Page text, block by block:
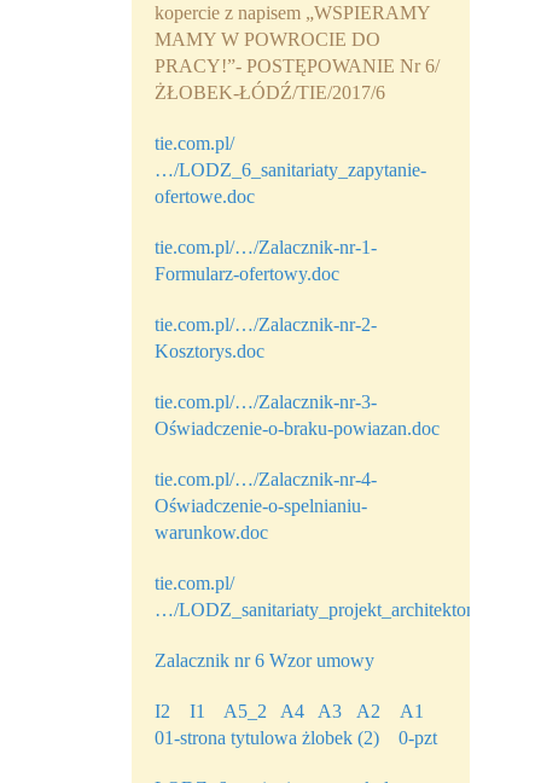
kopercie z napisem „WSPIERAMY
MAMY W POWROCIE DO
PRACY!”- POSTĘPOWANIE Nr 6/
ŻŁOBEK-ŁÓDŹ/TIE/2017/6
tie.com.pl/
…/LODZ_6_sanitariaty_zapytanie-
ofertowe.doc
tie.com.pl/…/Zalacznik-nr-1-
Formularz-ofertowy.doc
tie.com.pl/…/Zalacznik-nr-2-
Kosztorys.doc
tie.com.pl/…/Zalacznik-nr-3-
Oświadczenie-o-braku-powiazan.doc
tie.com.pl/…/Zalacznik-nr-4-
Oświadczenie-o-spelnianiu-
warunkow.doc
tie.com.pl/
…/
Zalacznik nr 6 Wzor umowy
I2 I1 A5_2 A4 A3 A2
A1
01-strona tytulowa żlobek (2)
0-pzt